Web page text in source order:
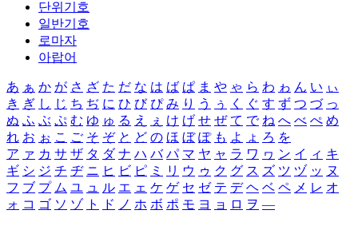
단위기호
일반기호
로마자
아랍어
あ ぁ か が さ ざ た だ な は ば ぱ ま や ゃ ら わ ゎ ん い ぃ
き ぎ し じ ち ぢ に ひ び ぴ み り う ぅ く ぐ す ず つ づ っ
ぬ ふ ぶ ぷ む ゆ ゅ る え ぇ け げ せ ぜ て で ね へ べ ぺ め
れ お ぉ こ ご そ ぞ と ど の ほ ぼ ぽ も よ ょ ろ を
ア ァ カ サ ザ タ ダ ナ ハ バ パ マ ヤ ャ ラ ワ ヮ ン イ ィ キ
ギ シ ジ チ ヂ ニ ヒ ビ ピ ミ リ ウ ゥ ク グ ス ズ ツ ヅ ッ ヌ
フ ブ プ ム ユ ュ ル エ ェ ケ ゲ セ ゼ テ デ ヘ ベ ペ メ レ オ
ォ コ ゴ ソ ゾ ト ド ノ ホ ボ ポ モ ヨ ョ ロ ヲ ―